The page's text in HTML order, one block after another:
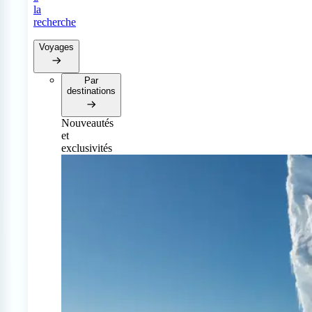
la
recherche
Voyages
Par
destinations
Nouveautés
et
exclusivités